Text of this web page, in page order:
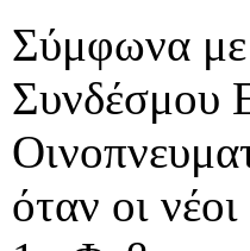
Σύμφωνα με
Συνδέσμου
όταν οι